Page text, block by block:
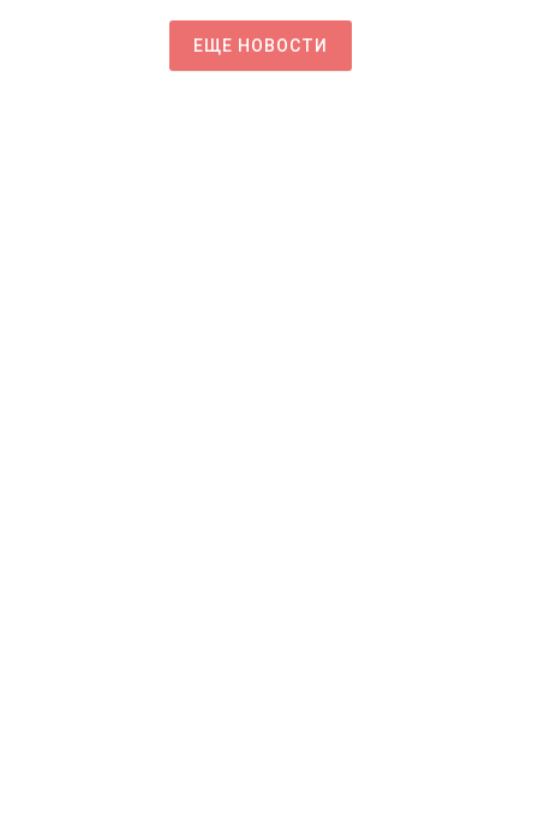
ЕЩЕ НОВОСТИ